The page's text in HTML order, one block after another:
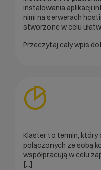
instalowania aplikacji
nimi na serwerach
stworzone w celu
Przeczytaj cały wpis
Klaster to termin, który
połączonych ze sobą
współpracują w celu
[...]